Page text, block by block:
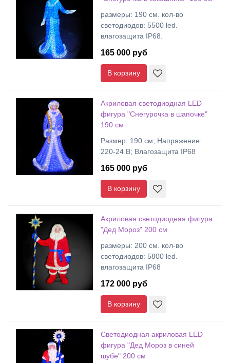
размеры: 190 cм. кол-во
светодиодов: 5500 led.
влагозащита IP68.
165 000 руб
В корзину
Акриловая светодиодная LED
фигура "Снегурочка в шапочке"
190 см
Размер: 190 см; Напряжение:
220-24 В; Влагозащита IP68
165 000 руб
В корзину
Акриловая светодиодная фигура
"Дед Мороз" 200 см
размеры: 200 cм. кол-во
светодиодов: 5800 led.
влагозащита IP68
172 000 руб
В корзину
Светодиодная акриловая LED
фигура "Дед Мороз в синей
шубе" 200 см